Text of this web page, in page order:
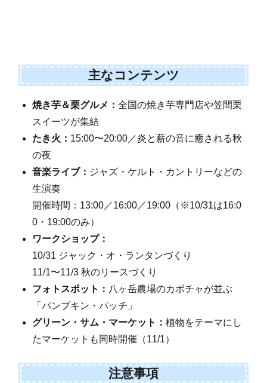
主なコンテンツ
焼き芋＆栗グルメ：全国の焼き芋専門店や笠間栗
スイーツが集結
たき火： 15:00〜20:00／炎と薪の音に癒される秋
の夜
音楽ライブ： ジャズ・ケルト・カントリーなどの
生演奏
開催時間：13:00／16:00／19:00（※10/31は16:0
0・19:00のみ）
ワークショップ：
10/31 ジャック・オ・ランタンづくり
11/1〜11/3 秋のリースづくり
フォトスポット： 八ヶ岳農場のカボチャが並ぶ
「パンプキン・パッチ」
グリーン・サム・マーケット：植物をテーマにし
たマーケットも同時開催（11/1）
注意事項